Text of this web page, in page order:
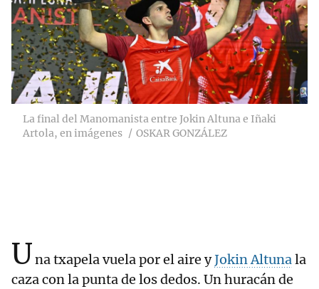
La final del Manomanista entre Jokin Altuna e Iñaki
Artola, en imágenes
OSKAR GONZÁLEZ
Una txapela vuela por el aire yJokin Altunala
caza con la punta de los dedos. Un huracán de